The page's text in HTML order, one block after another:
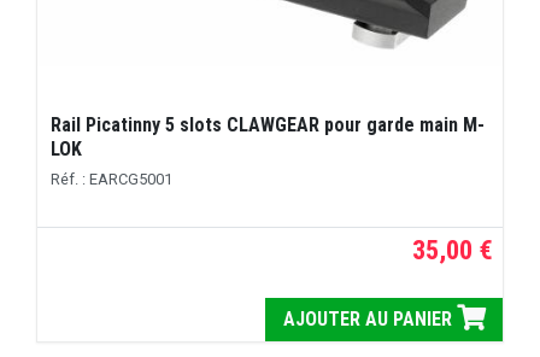
Rail Picatinny 5 slots CLAWGEAR pour garde main M-
LOK
Réf. : EARCG5001
35,00 €
AJOUTER AU PANIER